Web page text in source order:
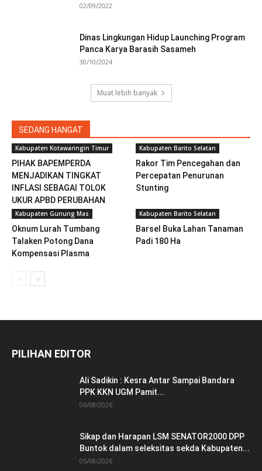
02/09/2022
Dinas Lingkungan Hidup Launching Program
Panca Karya Barasih Sasameh
30/10/2024
Muat lebih banyak
SEDANG HANGAT
Kabupaten Kotawaringin Timur
PIHAK BAPEMPERDA
MENJADIKAN TINGKAT
INFLASI SEBAGAI TOLOK
UKUR APBD PERUBAHAN
KOTIM...
Kabupaten Barito Selatan
Rakor Tim Pencegahan dan
Percepatan Penurunan
Stunting
Kabupaten Gunung Mas
Oknum Lurah Tumbang
Talaken Potong Dana
Kompensasi Plasma
Kabupaten Barito Selatan
Barsel Buka Lahan Tanaman
Padi 180 Ha
PILIHAN EDITOR
Ali Sadikin : Kesra Antar Sampai Bandara
PPK KKN UGM Pamit...
06/08/2026
Sikap dan Harapan LSM SENATOR2000 DPP
Buntok dalam seleksitas sekda Kabupaten...
05/08/2026